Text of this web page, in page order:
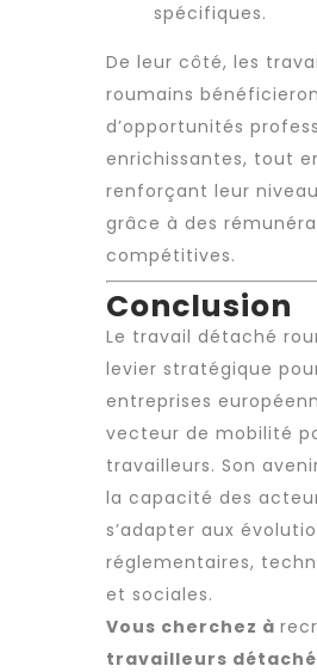
spécifiques.
De leur côté, les
roumains
d’opportunités
enrichissantes, tout
renforçant leur
grâce à des
compétitives.
Conclusion
Le travail détaché
levier stratégique
entreprises
vecteur de mobilité
travailleurs. Son
la capacité des
s’adapter aux
réglementaires,
et sociales.
Vous cherchez à
travailleurs